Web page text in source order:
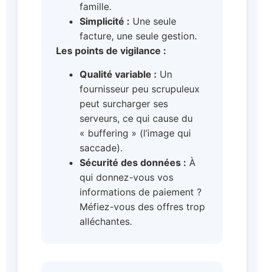
famille.
Simplicité : Une seule
facture, une seule gestion.
Les points de vigilance :
Qualité variable : Un
fournisseur peu scrupuleux
peut surcharger ses
serveurs, ce qui cause du
« buffering » (l’image qui
saccade).
Sécurité des données : À
qui donnez-vous vos
informations de paiement ?
Méfiez-vous des offres trop
alléchantes.